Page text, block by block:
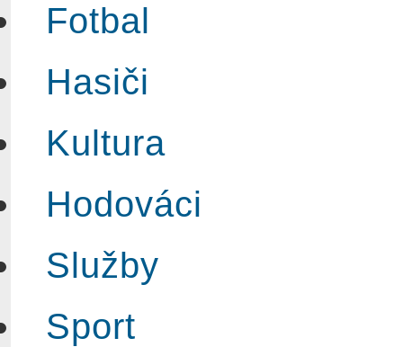
Fotbal
Hasiči
Kultura
Hodováci
Služby
Sport